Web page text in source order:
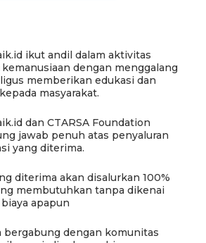
ikut andil dalam aktivitas
dengan menggalang
memberikan edukasi dan
masyarakat.
dan CTARSA Foundation
jawab penuh atas penyaluran
yang diterima.
diterima akan disalurkan 100%
membutuhkan tanpa dikenai
apapun
bergabung dengan komunitas